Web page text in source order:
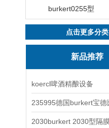
burkert0255型
点击更多分类
新品推荐
koercl啤酒精酿设备